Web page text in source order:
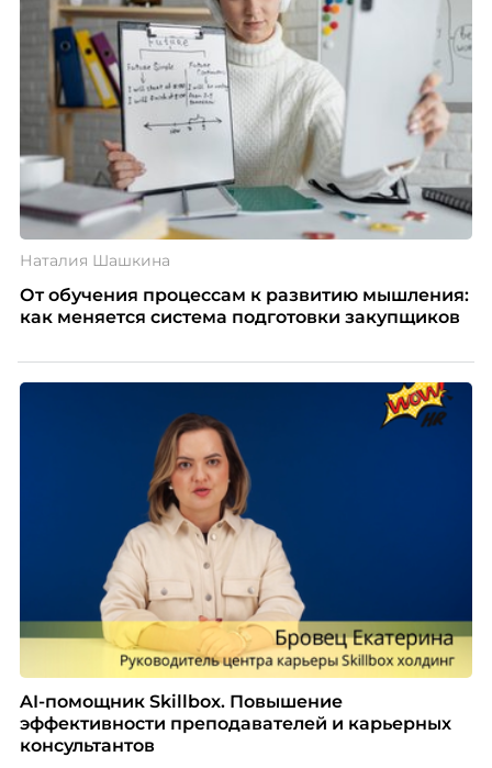
Наталия Шашкина
От обучения процессам к развитию мышления:
как меняется система подготовки закупщиков
AI-помощник Skillbox. Повышение
эффективности преподавателей и карьерных
консультантов